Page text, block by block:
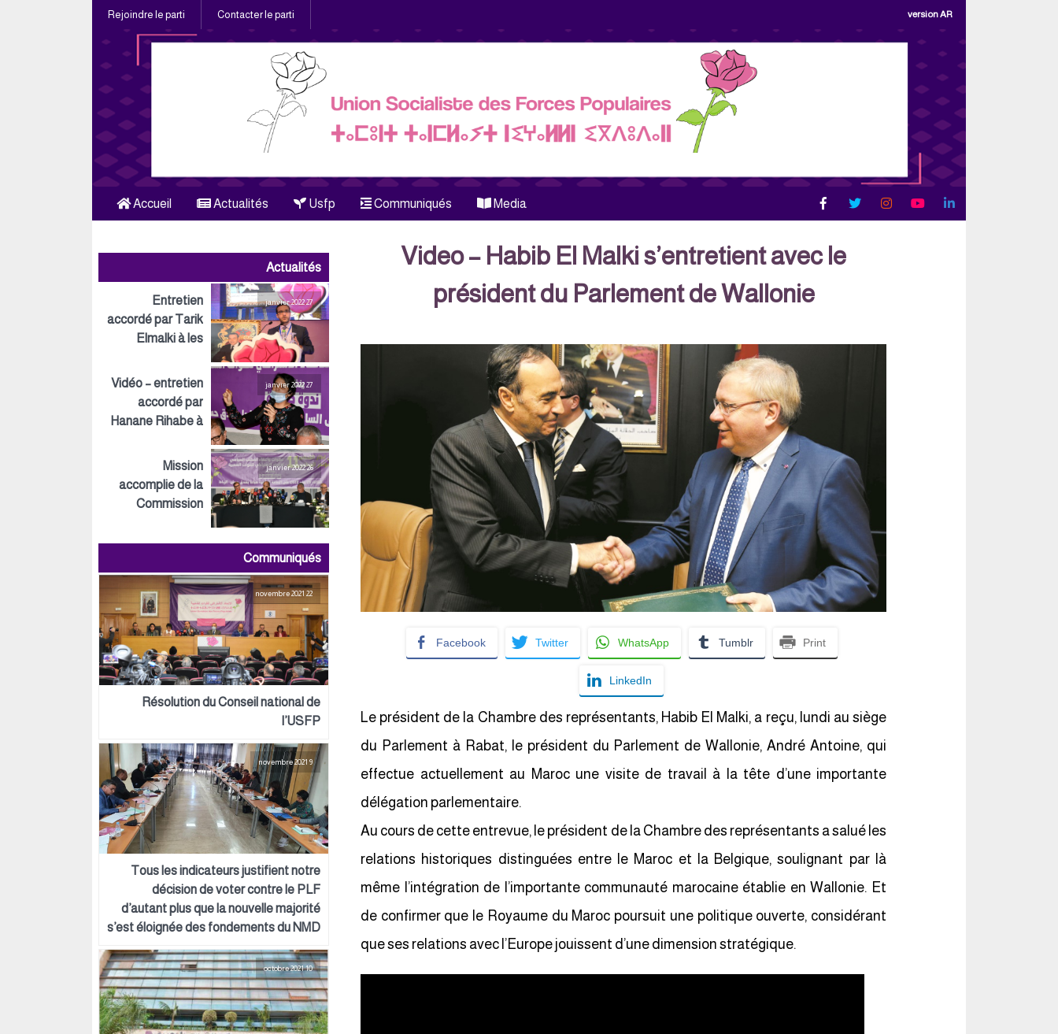
Rejoindre le parti Contacter le parti version AR
Accueil Actualités Usfp Communiqués Media
Video – Habib El Malki s’entretient avec le
président du Parlement de Wallonie
Facebook Twitter WhatsApp Tumblr Print
LinkedIn
Le président de la Chambre des représentants, Habib El Malki, a reçu, lundi au siège
du Parlement à Rabat, le président du Parlement de Wallonie, André Antoine, qui
effectue actuellement au Maroc une visite de travail à la tête d’une importante
délégation parlementaire.
Au cours de cette entrevue, le président de la Chambre des représentants a salué les
relations historiques distinguées entre le Maroc et la Belgique, soulignant par là
même l’intégration de l’importante communauté marocaine établie en Wallonie. Et
de confirmer que le Royaume du Maroc poursuit une politique ouverte, considérant
que ses relations avec l’Europe jouissent d’une dimension stratégique.
Actualités
27 janvier 2022
Entretien
accordé par Tarik
Elmalki à les
27 janvier 2022
Vidéo – entretien
accordé par
Hanane Rihabe à
26 janvier 2022
Mission
accomplie de la
Commission
au niveau
organisationnel
que logistique
Communiqués
22 novembre 2021
Résolution du Conseil national de
l’USFP
9 novembre 2021
Tous les indicateurs justifient notre
décision de voter contre le PLF
d’autant plus que la nouvelle majorité
s’est éloignée des fondements du NMD
10 octobre 2021